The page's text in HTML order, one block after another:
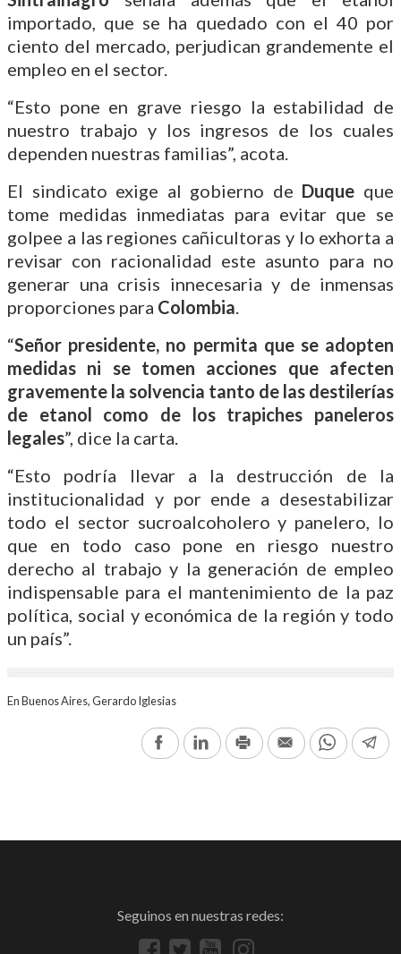
importado, que se ha quedado con el 40 por
ciento del mercado, perjudican grandemente el
empleo en el sector.
“Esto pone en grave riesgo la estabilidad de
nuestro trabajo y los ingresos de los cuales
dependen nuestras familias”, acota.
El sindicato exige al gobierno de Duque que
tome medidas inmediatas para evitar que se
golpee a las regiones cañicultoras y lo exhorta a
revisar con racionalidad este asunto para no
generar una crisis innecesaria y de inmensas
proporciones para Colombia.
“Señor presidente, no permita que se adopten
medidas ni se tomen acciones que afecten
gravemente la solvencia tanto de las destilerías
de etanol como de los trapiches paneleros
legales”, dice la carta.
“Esto podría llevar a la destrucción de la
institucionalidad y por ende a desestabilizar
todo el sector sucroalcoholero y panelero, lo
que en todo caso pone en riesgo nuestro
derecho al trabajo y la generación de empleo
indispensable para el mantenimiento de la paz
política, social y económica de la región y todo
un país”.
En Buenos Aires, Gerardo Iglesias
FacebookLinkedInPrint Email
Seguinos en nuestras redes: